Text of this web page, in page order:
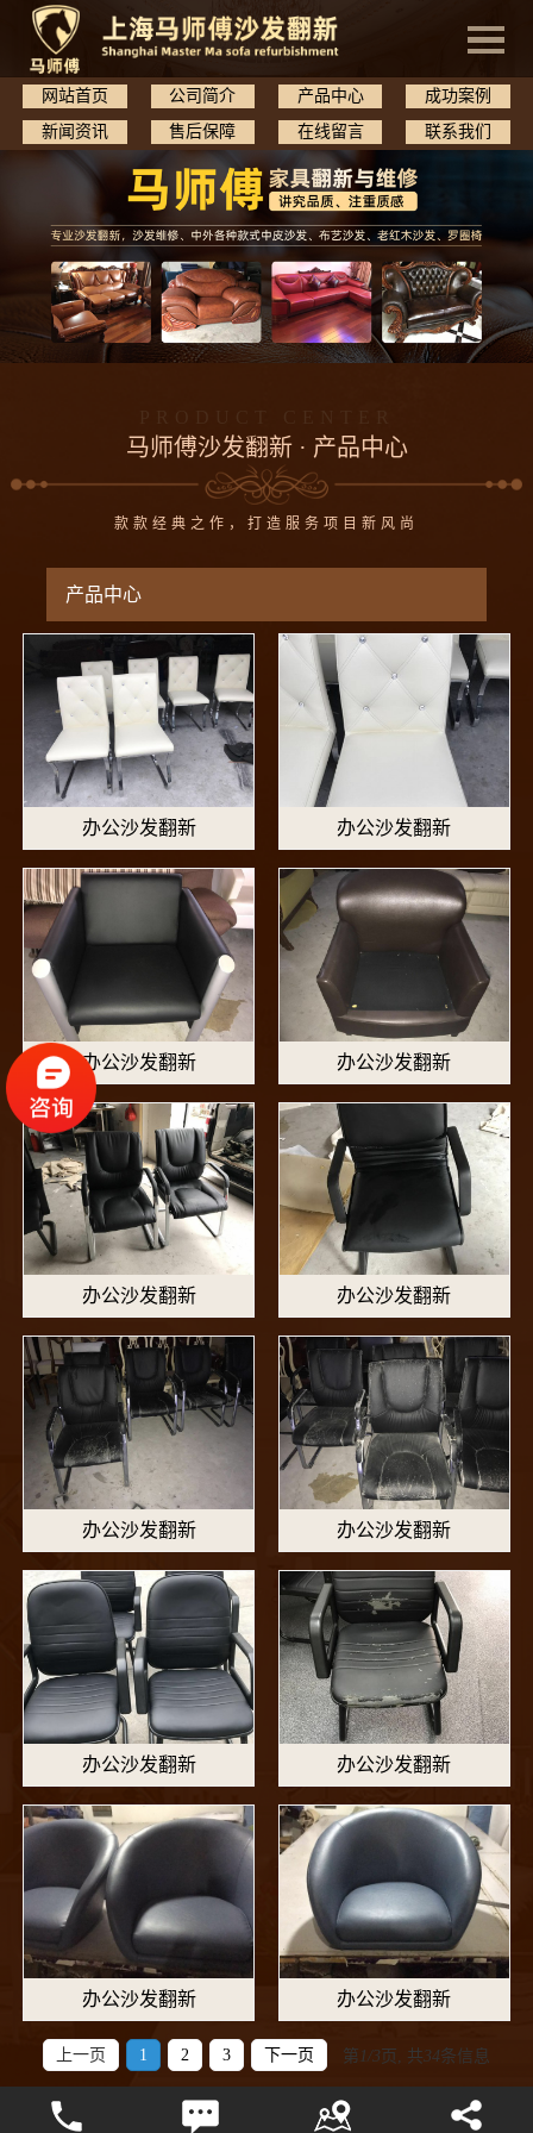
网站首页 公司简介 产品中心
成功案例
新闻资讯
售后保障 在线留言 联系我们
马师傅沙发翻新 · 产品中心
款款经典之作，打造服务项目新风尚
产品中心
办公沙发翻新 办公沙发翻新
办公沙发翻新 办公沙发翻新
办公沙发翻新 办公沙发翻新
办公沙发翻新 办公沙发翻新
办公沙发翻新 办公沙发翻新
办公沙发翻新 办公沙发翻新
上一页 1 2 3 下一页 第 1/3页, 共34条信息